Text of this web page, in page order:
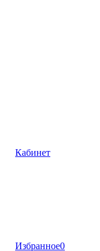
Кабинет
Избранное0